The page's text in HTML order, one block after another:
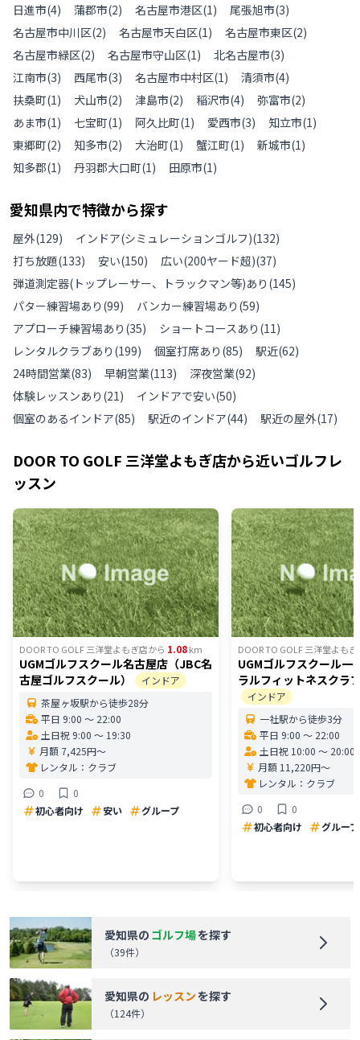
日進市(4) 蒲郡市(2) 名古屋市港区(1) 尾張旭市(3)
名古屋市中川区(2) 名古屋市天白区(1) 名古屋市東区(2)
名古屋市緑区(2) 名古屋市守山区(1) 北名古屋市(3)
江南市(3) 西尾市(3) 名古屋市中村区(1) 清須市(4)
扶桑町(1) 犬山市(2) 津島市(2) 稲沢市(4) 弥富市(2)
あま市(1) 七宝町(1) 阿久比町(1) 愛西市(3) 知立市(1)
東郷町(2) 知多市(2) 大治町(1) 蟹江町(1) 新城市(1)
知多郡(1) 丹羽郡大口町(1) 田原市(1)
愛知県内で特徴から探す
屋外(129) インドア(シミュレーションゴルフ)(132)
打ち放題(133) 安い(150) 広い(200ヤード超)(37)
弾道測定器(トップレーサー、トラックマン等)あり (145)
パター練習場あり (99) バンカー練習場あり (59)
アプローチ練習場あり (35) ショートコースあり (11)
レンタルクラブあり (199) 個室打席あり (85) 駅近(62)
24時間営業(83) 早朝営業(113) 深夜営業(92)
体験レッスンあり (21) インドアで安い(50)
個室のあるインドア(85) 駅近のインドア(44) 駅近の屋外(17)
DOOR TO GOLF 三洋堂よもぎ店から近いゴルフレ
ッスン
DOOR TO GOLF 三洋堂よもぎ店から 1.08km
UGMゴルフスクール名古屋店（JBC名
古屋ゴルフスクール）
インドア
茶屋ヶ坂駅から徒歩28分
平日 9:00 〜 22:00
土日祝 9:00 〜 19:30
月額 7,425円〜
レンタル： クラブ
0
0
初心者向け
安い グループ
DOOR TO GOLF 三洋堂よもぎ
UGMゴルフスクール一
ラルフィットネスクラ
インドア
一社駅から徒歩3分
平日 9:00 〜 22:00
土日祝 10:00 〜 20:00
月額 11,220円〜
レンタル： クラブ
0
0
初心者向け
グループ
愛知県の ゴルフ場を探す
（39件）
愛知県の レッスンを探す
（124件）